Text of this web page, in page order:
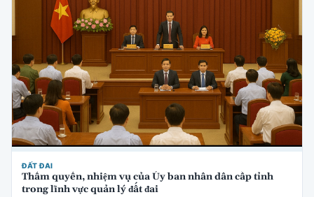
ĐẤT ĐAI
Thẩm quyền, nhiệm vụ của Ủy ban nhân dân cấp tỉnh
trong lĩnh vực quản lý đất đai